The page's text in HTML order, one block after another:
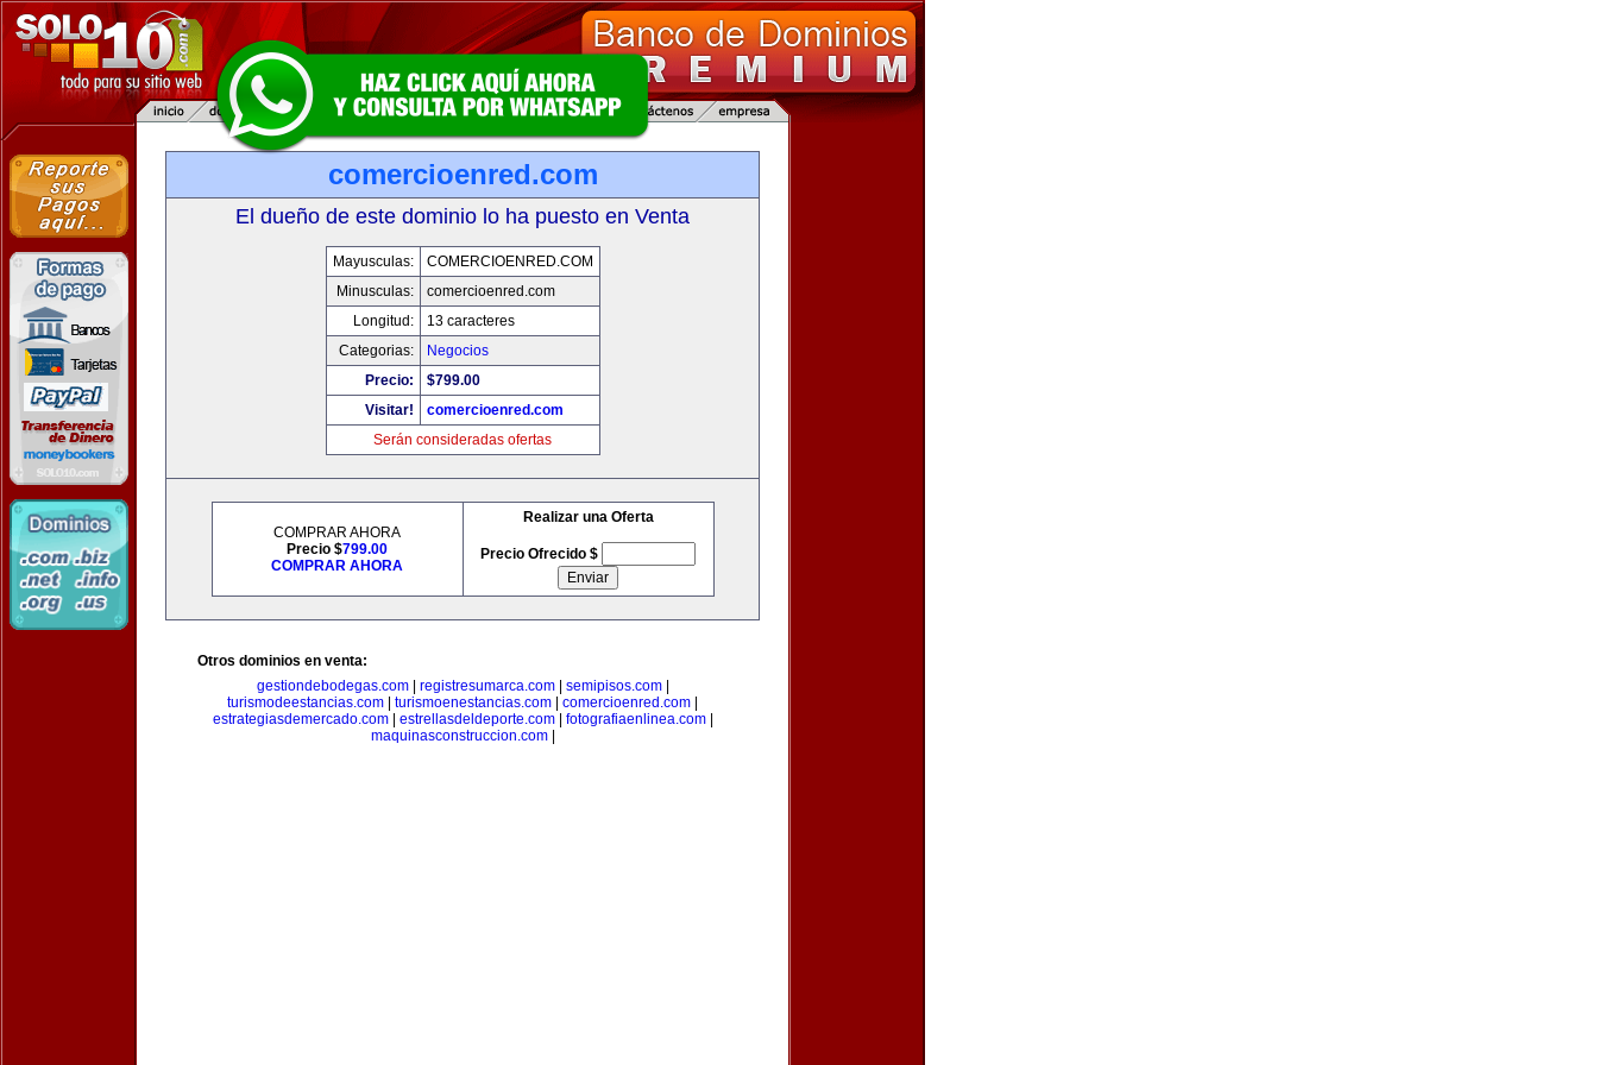
comercioenred.com
El dueño de este dominio lo ha puesto en Venta
Mayusculas:
COMERCIOENRED.COM
Minusculas:
comercioenred.com
Longitud:
13 caracteres
Categorias:
Negocios
Precio:
$799.00
Visitar!
comercioenred.com
Serán consideradas ofertas
COMPRAR AHORA
Precio $799.00
COMPRAR AHORA
Realizar una Oferta
Precio Ofrecido $
Otros dominios en venta:
gestiondebodegas.com| registresumarca.com| semipisos.com|
turismodeestancias.com
turismoenestancias.com comercioenred.com
estrategiasdemercado.com| estrellasdeldeporte.com| fotografiaenlinea.com|
maquinasconstruccion.com|